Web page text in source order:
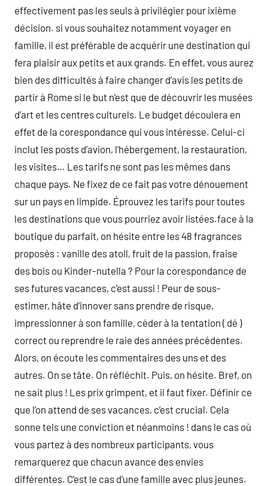
effectivement pas les seuls à privilégier pour ixième
décision. si vous souhaitez notamment voyager en
famille, il est préférable de acquérir une destination qui
fera plaisir aux petits et aux grands. En effet, vous aurez
bien des difficultés à faire changer d’avis les petits de
partir à Rome si le but n’est que de découvrir les musées
d’art et les centres culturels. Le budget découlera en
effet de la corespondance qui vous intéresse. Celui-ci
inclut les posts d’avion, l’hébergement, la restauration,
les visites… Les tarifs ne sont pas les mêmes dans
chaque pays. Ne fixez de ce fait pas votre dénouement
sur un pays en limpide. Éprouvez les tarifs pour toutes
les destinations que vous pourriez avoir listées.face à la
boutique du parfait, on hésite entre les 48 fragrances
proposés : vanille des atoll, fruit de la passion, fraise
des bois ou Kinder-nutella ? Pour la corespondance de
ses futures vacances, c’est aussi ! Peur de sous-
estimer, hâte d’innover sans prendre de risque,
impressionner à son famille, céder à la tentation ( dé )
correct ou reprendre le raie des années précédentes.
Alors, on écoute les commentaires des uns et des
autres. On se tâte. On réfléchit. Puis, on hésite. Bref, on
ne sait plus ! Les prix grimpent, et il faut fixer. Définir ce
que l’on attend de ses vacances, c’est crucial. Cela
sonne tels une conviction et néanmoins ! dans le cas où
vous partez à des nombreux participants, vous
remarquerez que chacun avance des envies
différentes. C’est le cas d’une famille avec plus jeunes.